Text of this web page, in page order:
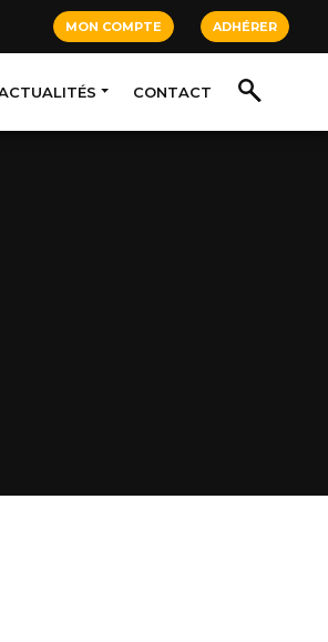
MON COMPTE ADHÉRER
CONTACT